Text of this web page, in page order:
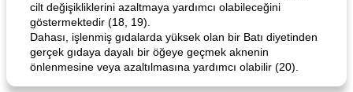
cilt değişikliklerini azaltmaya yardımcı olabileceğini
göstermektedir (18, 19).
Dahası, işlenmiş gıdalarda yüksek olan bir Batı diyetinden
gerçek gıdaya dayalı bir öğeye geçmek aknenin
önlenmesine veya azaltılmasına yardımcı olabilir (20).